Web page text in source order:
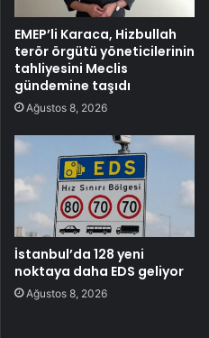
EMEP’li Karaca, Hizbullah
terör örgütü yöneticilerinin
tahliyesini Meclis
gündemine taşıdı
Ağustos 8, 2026
İstanbul’da 128 yeni
noktaya daha EDS geliyor
Ağustos 8, 2026